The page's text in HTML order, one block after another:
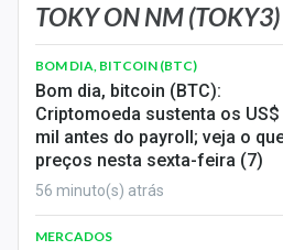
Mercados
Economia
Empresas
Brasil
Política
TOKY ON NM (TOKY3)
BOM DIA, BITCOIN (BTC)
Bom dia, bitcoin (BTC):
Criptomoeda sustenta os US$
mil antes do payroll; veja o
preços nesta sexta-feira (7)
56 minuto(s) atrás
MERCADOS